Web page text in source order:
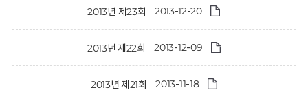
2013년 제23회 2013-12-20
2013년 제22회 2013-12-09
2013년 제21회 2013-11-18